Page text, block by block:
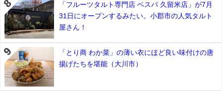
「フルーツタルト専門店 ベスパ 久留米店」が7月
31日にオープンするみたい。小郡市の人気タルト
屋さん！
「とり商 わか菜」の薄い衣にほど良い味付けの唐
揚げたちを堪能（大川市）